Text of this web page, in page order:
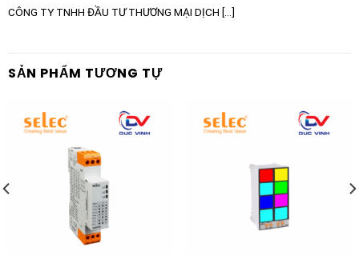
CÔNG TY TNHH ĐẦU TƯ THƯƠNG MẠI DỊCH [...]
SẢN PHẨM TƯƠNG TỰ